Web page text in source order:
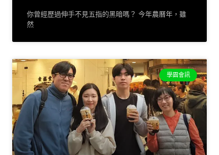
你曾經歷過伸手不見五指的黑暗嗎？ 今年農曆年，雖
然
學園會訊